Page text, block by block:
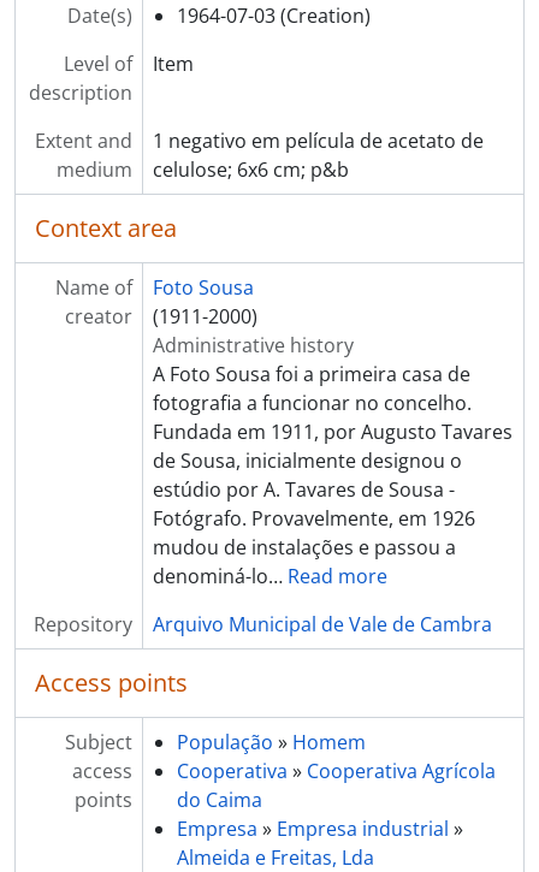
Date(s)
1964-07-03 (Creation)
Level of
description
Item
Extent and
medium
1 negativo em película de acetato de
celulose; 6x6 cm; p&b
Context area
Name of
creator
Foto Sousa
(1911-2000)
Administrative history
A Foto Sousa foi a primeira casa de
fotografia a funcionar no concelho.
Fundada em 1911, por Augusto Tavares
de Sousa, inicialmente designou o
estúdio por A. Tavares de Sousa -
Fotógrafo. Provavelmente, em 1926
mudou de instalações e passou a
denominá-lo… Read more
Repository
Arquivo Municipal de Vale de Cambra
Access points
Subject
access
points
População » Homem
Cooperativa » Cooperativa Agrícola
do Caima
Empresa » Empresa industrial »
Almeida e Freitas, Lda